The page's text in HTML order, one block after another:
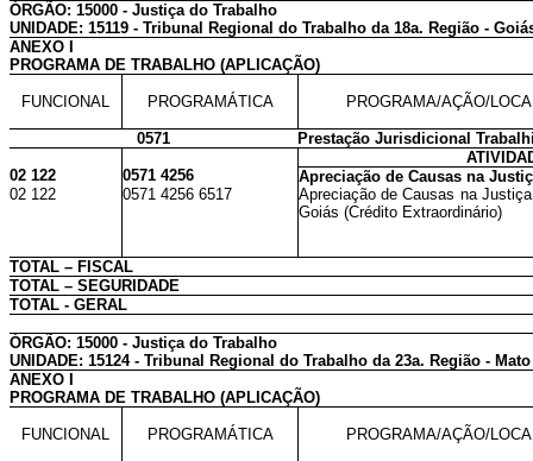
ÓRGÃO: 15000 - Justiça do Trabalho
UNIDADE: 15119 - Tribunal Regional do Trabalho da 18a. Região -
ANEXO I
PROGRAMA DE TRABALHO (APLICAÇÃO)
FUNCIONAL PROGRAMÁTICA PROGRAMA/AÇÃO/
0571
Prestação Jurisdicional
02 122
0571 4256
Apreciação de Causas na
02 122
0571 4256 6517
Apreciação de Causas na
Goiás (Crédito Extraordinário)
TOTAL – FISCAL
TOTAL – SEGURIDADE
TOTAL - GERAL
ÓRGÃO: 15000 - Justiça do Trabalho
UNIDADE: 15124 - Tribunal Regional do Trabalho da 23a. Região -
ANEXO I
PROGRAMA DE TRABALHO (APLICAÇÃO)
FUNCIONAL PROGRAMÁTICA PROGRAMA/AÇÃO/